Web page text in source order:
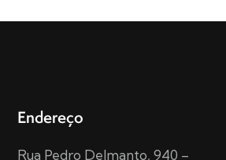
Endereço
Rua Pedro Delmanto, 940 –